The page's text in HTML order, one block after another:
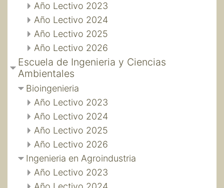
Año Lectivo 2023
Año Lectivo 2024
Año Lectivo 2025
Año Lectivo 2026
Escuela de Ingenieria y Ciencias
Ambientales
Bioingenieria
Año Lectivo 2023
Año Lectivo 2024
Año Lectivo 2025
Año Lectivo 2026
Ingenieria en Agroindustria
Año Lectivo 2023